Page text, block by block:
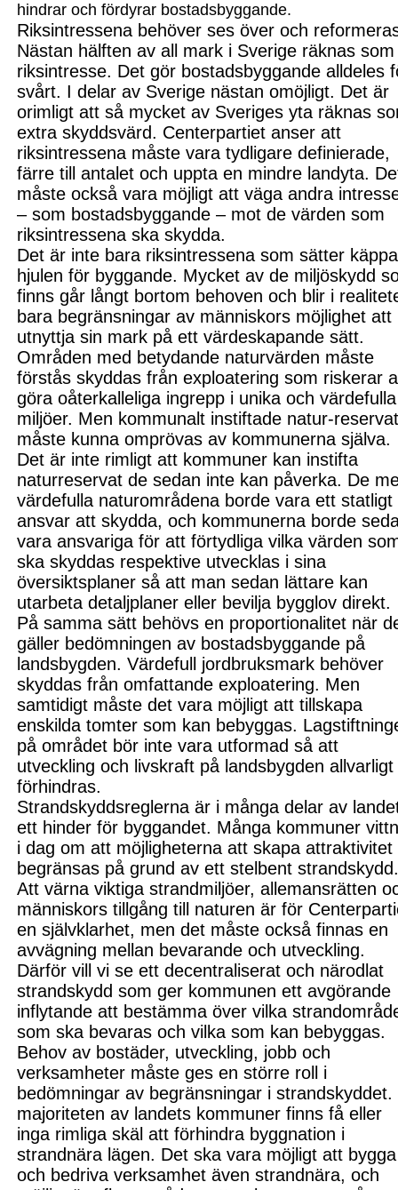
hindrar och fördyrar bostadsbyggande.
Riksintressena behöver ses över och
Nästan hälften av all mark i Sverige räknas som
riksintresse. Det gör bostadsbyggande alldeles
svårt. I delar av Sverige nästan omöjligt. Det är
orimligt att så mycket av Sveriges yta räknas
extra skyddsvärd. Centerpartiet anser att
riksintressena måste vara tydligare definierade,
färre till antalet och uppta en mindre landyta.
måste också vara möjligt att väga andra
– som bostadsbyggande – mot de värden som
riksintressena ska skydda.
Det är inte bara riksintressena som sätter
hjulen för byggande. Mycket av de miljöskydd
finns går långt bortom behoven och blir i
bara begränsningar av människors möjlighet att
utnyttja sin mark på ett värdeskapande sätt.
Områden med betydande naturvärden måste
förstås skyddas från exploatering som riskerar
göra oåterkalleliga ingrepp i unika och värdefulla
miljöer. Men kommunalt instiftade natur-
måste kunna omprövas av kommunerna själva.
Det är inte rimligt att kommuner kan instifta
naturreservat de sedan inte kan påverka. De
värdefulla naturområdena borde vara ett statligt
ansvar att skydda, och kommunerna borde
vara ansvariga för att förtydliga vilka värden
ska skyddas respektive utvecklas i sina
översiktsplaner så att man sedan lättare kan
utarbeta detaljplaner eller bevilja bygglov direkt.
På samma sätt behövs en proportionalitet när
gäller bedömningen av bostadsbyggande på
landsbygden. Värdefull jordbruksmark behöver
skyddas från omfattande exploatering. Men
samtidigt måste det vara möjligt att tillskapa
enskilda tomter som kan bebyggas.
på området bör inte vara utformad så att
utveckling och livskraft på landsbygden allvarligt
förhindras.
Strandskyddsreglerna är i många delar av
ett hinder för byggandet. Många kommuner
i dag om att möjligheterna att skapa attraktivitet
begränsas på grund av ett stelbent
Att värna viktiga strandmiljöer, allemansrätten
människors tillgång till naturen är för
en självklarhet, men det måste också finnas en
avvägning mellan bevarande och utveckling.
Därför vill vi se ett decentraliserat och närodlat
strandskydd som ger kommunen ett avgörande
inflytande att bestämma över vilka
som ska bevaras och vilka som kan bebyggas.
Behov av bostäder, utveckling, jobb och
verksamheter måste ges en större roll i
bedömningar av begränsningar i strandskyddet.
majoriteten av landets kommuner finns få eller
inga rimliga skäl att förhindra byggnation i
strandnära lägen. Det ska vara möjligt att bygga
och bedriva verksamhet även strandnära, och